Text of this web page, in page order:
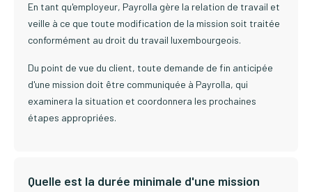
En tant qu'employeur, Payrolla gère la relation de travail et
veille à ce que toute modification de la mission soit traitée
conformément au droit du travail luxembourgeois.
Du point de vue du client, toute demande de fin anticipée
d'une mission doit être communiquée à Payrolla, qui
examinera la situation et coordonnera les prochaines
étapes appropriées.
Quelle est la durée minimale d'une mission